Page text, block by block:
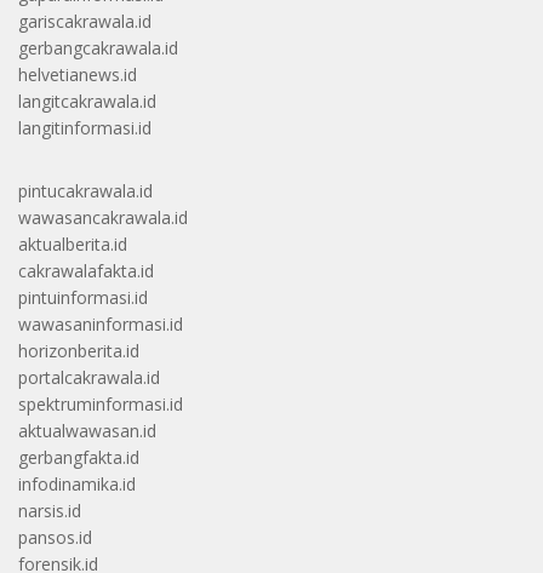
gariscakrawala.id
gerbangcakrawala.id
helvetianews.id
langitcakrawala.id
langitinformasi.id
pintucakrawala.id
wawasancakrawala.id
aktualberita.id
cakrawalafakta.id
pintuinformasi.id
wawasaninformasi.id
horizonberita.id
portalcakrawala.id
spektruminformasi.id
aktualwawasan.id
gerbangfakta.id
infodinamika.id
narsis.id
pansos.id
forensik.id